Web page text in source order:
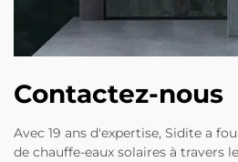
Contactez-nous
Avec 19 ans d'expertise, Sidite a
de chauffe-eaux solaires à travers